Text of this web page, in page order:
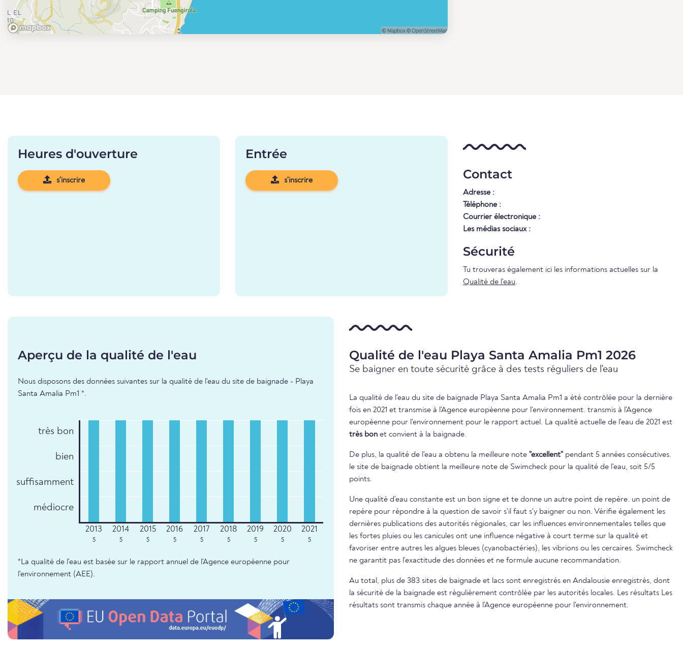
Heures d'ouverture
s'inscrire
Entrée
s'inscrire Contact
Adresse :
Téléphone :
Courrier électronique :
Les médias sociaux :
Sécurité
Tu trouveras également ici les informations actuelles sur la
Qualité de l'eau.
Aperçu de la qualité de l'eau
Nous disposons des données suivantes sur la qualité de l'eau du site de baignade - Playa
Santa Amalia Pm1 *.
très bon
bien
suffisamment
médiocre
5 5 5 5 5 5 5 5 5
*La qualité de l'eau est basée sur le rapport annuel de l'Agence européenne pour
l'environnement (AEE).
Qualité de l'eau Playa Santa Amalia Pm1 2026
Se baigner en toute sécurité grâce à des tests réguliers de l'eau
La qualité de l'eau du site de baignade Playa Santa Amalia Pm1 a été contrôlée pour la dernière
fois en 2021 et transmise à l'Agence européenne pour l'environnement. transmis à l'Agence
européenne pour l'environnement pour le rapport actuel. La qualité actuelle de l'eau de 2021 est
très bon et convient à la baignade.
De plus, la qualité de l'eau a obtenu la meilleure note "excellent" pendant 5 années consécutives.
le site de baignade obtient la meilleure note de Swimcheck pour la qualité de l'eau, soit 5/5
points.
Une qualité d'eau constante est un bon signe et te donne un autre point de repère. un point de
repère pour répondre à la question de savoir s'il faut s'y baigner ou non. Vérifie également les
dernières publications des autorités régionales, car les influences environnementales telles que
les fortes pluies ou les canicules ont une influence négative à court terme sur la qualité et
favoriser entre autres les algues bleues (cyanobactéries), les vibrions ou les cercaires. Swimcheck
ne garantit pas l'exactitude des données et ne formule aucune recommandation.
Au total, plus de 383 sites de baignade et lacs sont enregistrés en Andalousie enregistrés, dont
la sécurité de la baignade est régulièrement contrôlée par les autorités locales. Les résultats Les
résultats sont transmis chaque année à l'Agence européenne pour l'environnement.